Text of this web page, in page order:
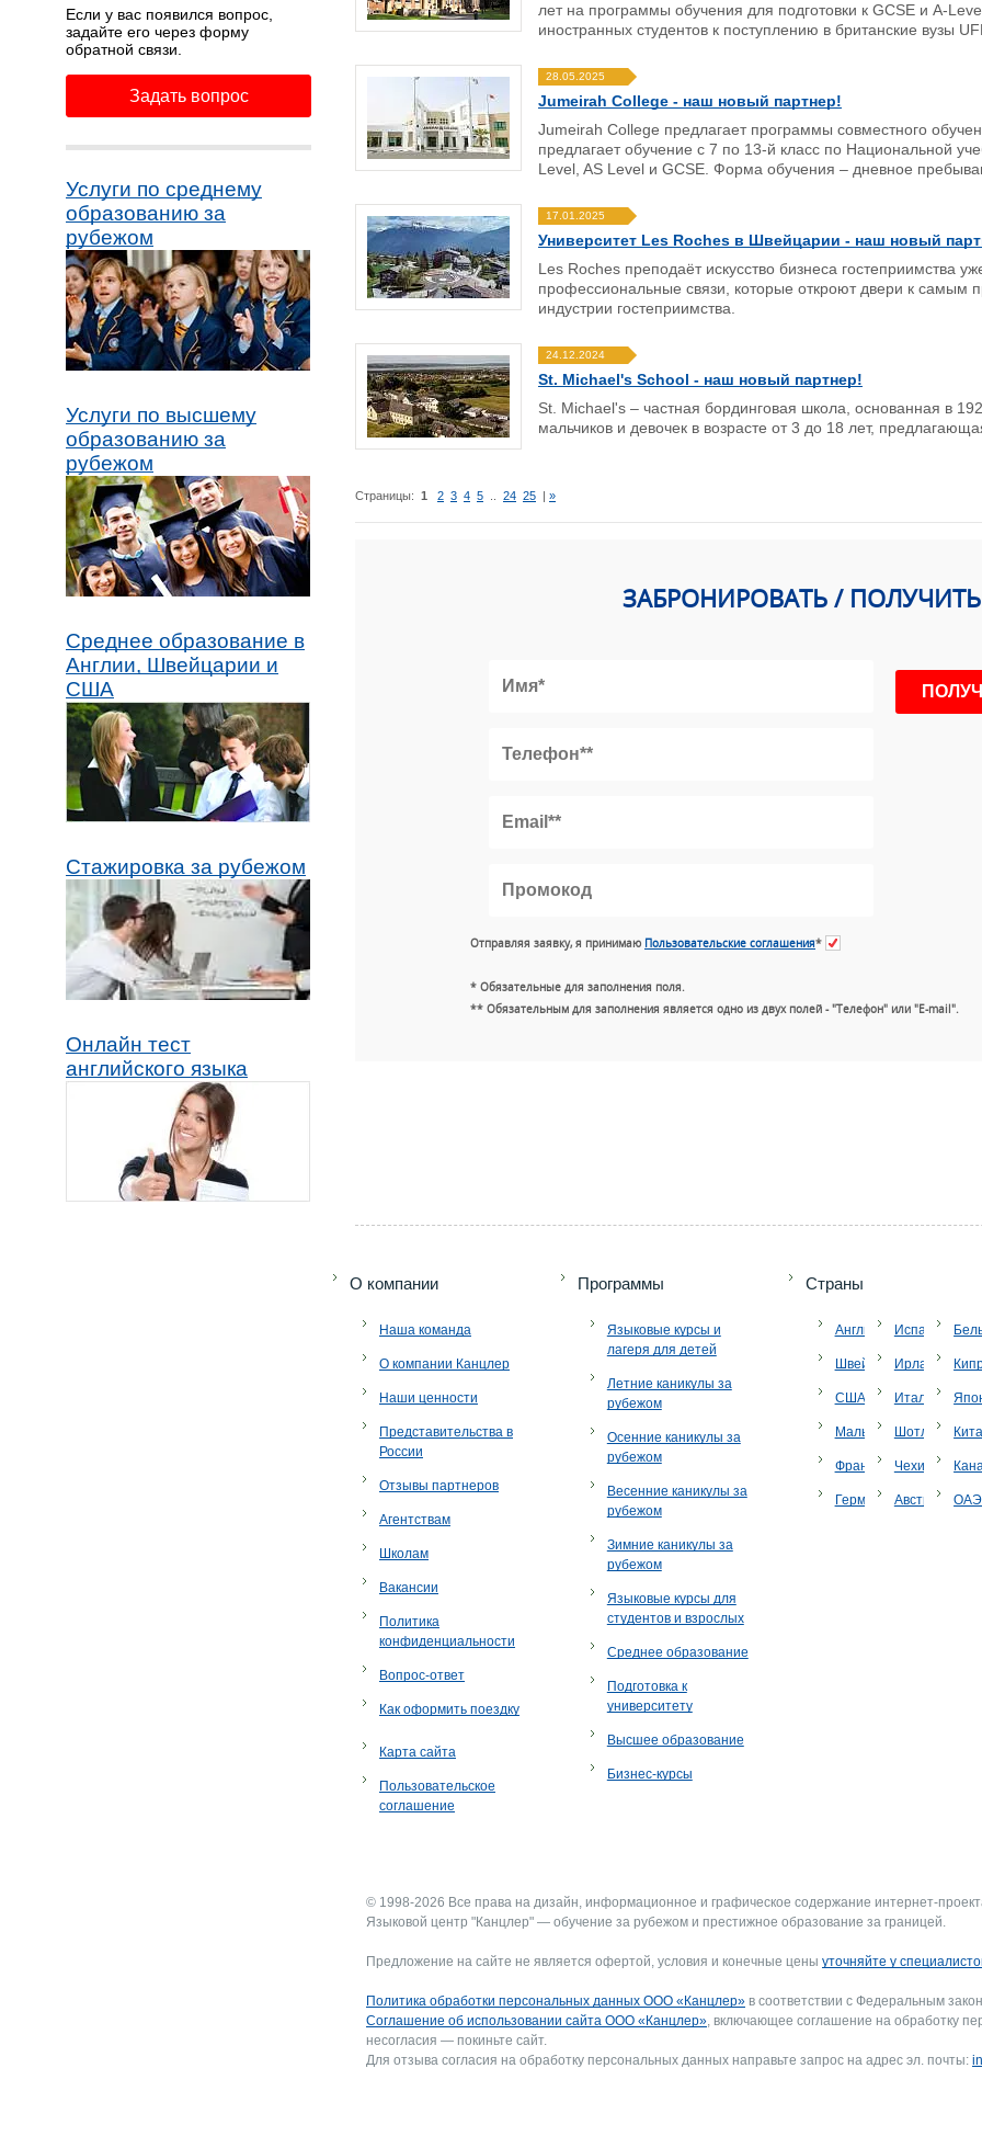
Если у вас появился вопрос,
задайте его через форму
обратной связи.
Задать вопрос
Услуги по среднему
образованию за
рубежом
Услуги по высшему
образованию за
рубежом
Среднее образование в
Англии, Швейцарии и
США
Стажировка за рубежом
Онлайн тест
английского языка
лет на программы обучения для подготовки к GCSE и A-
иностранных студентов к поступлению в британские вузы
28.05.2025
Jumeirah College - наш новый партнер!
Jumeirah College предлагает программы совместного
предлагает обучение с 7 по 13-й класс по Национальной
Level, AS Level и GCSE. Форма обучения – дневное
17.01.2025
Университет Les Roches в Швейцарии - наш новый
Les Roches преподаёт искусство бизнеса гостеприимства
профессиональные связи, которые откроют двери к
индустрии гостеприимства.
24.12.2024
St. Michael's School - наш новый партнер!
St. Michael's – частная бординговая школа, основанная в
мальчиков и девочек в возрасте от 3 до 18 лет,
Страницы: 1 2 3 4 5 24 25 | »
ЗАБРОНИРОВАТЬ /
Отправляя заявку, я принимаю Пользовательские соглашения*
* Обязательные для заполнения поля.
** Обязательным для заполнения является одно из двух полей - "Телефон" или "E-mail".
O компании
Наша команда
О компании Канцлер
Наши ценности
Представительства в
России
Отзывы партнеров
Агентствам
Школам
Вакансии
Политика
конфиденциальности
Вопрос-ответ
Как оформить поездку
Карта сайта
Пользовательское
соглашение
Программы
Языковые курсы и
лагеря для детей
Летние каникулы за
рубежом
Осенние каникулы за
рубежом
Весенние каникулы за
рубежом
Зимние каникулы за
рубежом
Языковые курсы для
студентов и взрослых
Среднее образование
Подготовка к
университету
Высшее образование
Бизнес-курсы
Страны
Англия
Швейцария
США
Мальта
Франция
Германия
Испания
Ирландия
Италия
Шотландия
Чехия
Австрия
Кипр
ОАЭ
© 1998-2026 Все права на дизайн, информационное и графическое содержание интернет-
Языковой центр "Канцлер" — обучение за рубежом и престижное образование за границей.
Предложение на сайте не является офертой, условия и конечные цены уточняйте у
Политика обработки персональных данных ООО «Канцлер» в соответствии с Федеральным
Соглашение об использовании сайта ООО «Канцлер», включающее соглашение на обработку
несогласия — покиньте сайт.
Для отзыва согласия на обработку персональных данных направьте запрос на адрес эл. почты: